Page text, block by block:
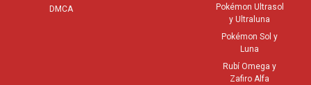
DMCA
Pokémon Ultrasol
y Ultraluna
Pokémon Sol y
Luna
Rubí Omega y
Zafiro Alfa